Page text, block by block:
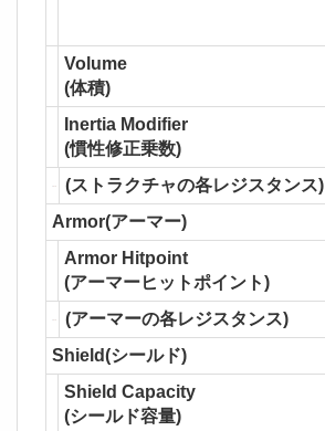
Volume
(体積)
Inertia Modifier
(慣性修正乗数)
(ストラクチャの各レジスタンス)
Armor(アーマー)
Armor Hitpoint
(アーマーヒットポイント)
(アーマーの各レジスタンス)
Shield(シールド)
Shield Capacity
(シールド容量)